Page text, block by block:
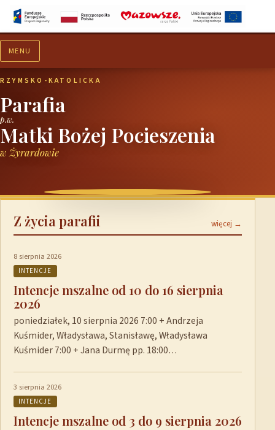
MENU
RZYMSKO-KATOLICKA
Parafia
p.w.
Matki Bożej Pocieszenia
w Żyrardowie
Z życia parafii więcej →
8 sierpnia 2026
INTENCJE
Intencje mszalne od 10 do 16 sierpnia
2026
poniedziałek, 10 sierpnia 2026 7:00 + Andrzeja
Kuśmider, Władysława, Stanisławę, Władysława
Kuśmider 7:00 + Jana Durmę pp. 18:00…
3 sierpnia 2026
INTENCJE
Intencje mszalne od 3 do 9 sierpnia 2026